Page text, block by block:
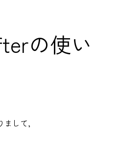
の使い
まして,